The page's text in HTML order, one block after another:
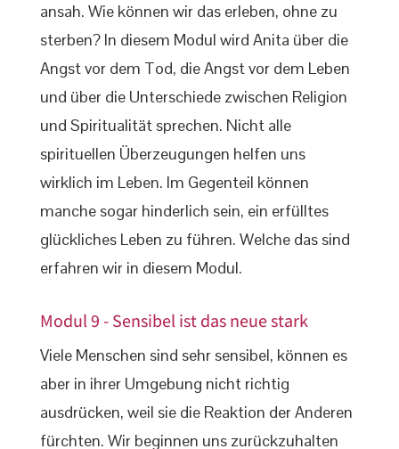
ansah. Wie können wir das erleben, ohne zu
sterben? In diesem Modul wird Anita über die
Angst vor dem Tod, die Angst vor dem Leben
und über die Unterschiede zwischen Religion
und Spiritualität sprechen. Nicht alle
spirituellen Überzeugungen helfen uns
wirklich im Leben. Im Gegenteil können
manche sogar hinderlich sein, ein erfülltes
glückliches Leben zu führen. Welche das sind
erfahren wir in diesem Modul.
Modul 9 - Sensibel ist das neue stark
Viele Menschen sind sehr sensibel, können es
aber in ihrer Umgebung nicht richtig
ausdrücken, weil sie die Reaktion der Anderen
fürchten. Wir beginnen uns zurückzuhalten